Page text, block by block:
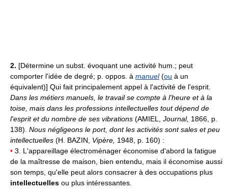
2. [Détermine un subst. évoquant une activité hum.; peut
comporter l'idée de degré; p. oppos. à manuel (ou à un
équivalent)] Qui fait principalement appel à l'activité de l'esprit.
Dans les métiers manuels, le travail se compte à l'heure et à la
toise, mais dans les professions intellectuelles tout dépend de
l'esprit et du nombre de ses vibrations (AMIEL, Journal, 1866, p.
138). Nous négligeons le port, dont les activités sont sales et peu
intellectuelles (H. BAZIN, Vipère, 1948, p. 160) :
• 3. L'appareillage électroménager économise d'abord la fatigue
de la maîtresse de maison, bien entendu, mais il économise aussi
son temps, qu'elle peut alors consacrer à des occupations plus
intellectuelles ou plus intéressantes.